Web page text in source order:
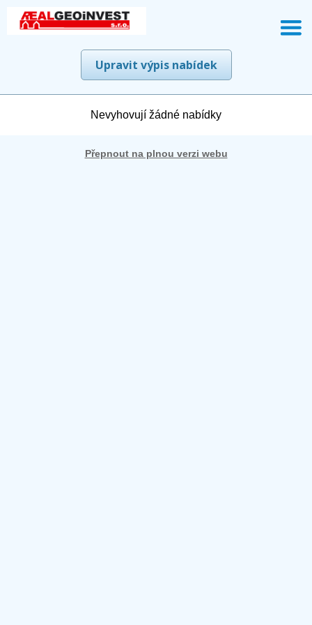
Upravit výpis nabídek
Nevyhovují žádné nabídky
Přepnout na plnou verzi webu